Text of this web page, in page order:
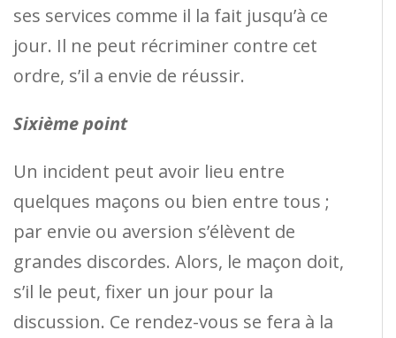
ses services comme il la fait jusqu’à ce
jour. Il ne peut récriminer contre cet
ordre, s’il a envie de réussir.
Sixième point
Un incident peut avoir lieu entre
quelques maçons ou bien entre tous ;
par envie ou aversion s’élèvent de
grandes discordes. Alors, le maçon doit,
s’il le peut, fixer un jour pour la
discussion. Ce rendez-vous se fera à la